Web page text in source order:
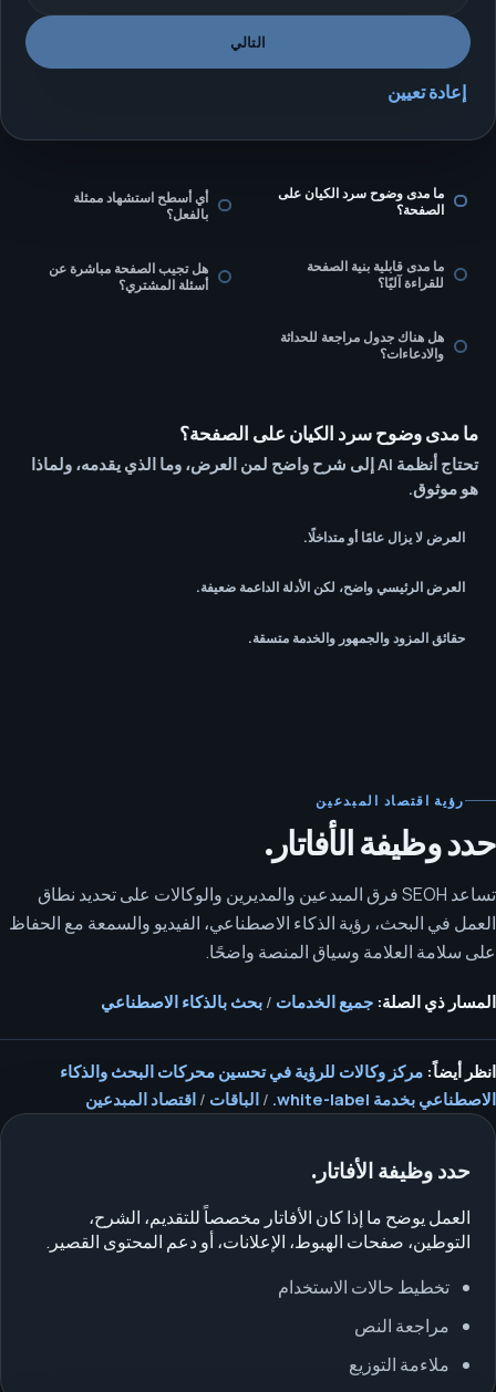
التالي
إعادة تعيين
ما مدى وضوح سرد الكيان على
الصفحة؟
أي أسطح استشهاد ممثلة
بالفعل؟
ما مدى قابلية بنية الصفحة
للقراءة آليًا؟
هل تجيب الصفحة مباشرة عن
أسئلة المشتري؟
هل هناك جدول مراجعة للحداثة
والادعاءات؟
ما مدى وضوح سرد الكيان على الصفحة؟
تحتاج أنظمة AI إلى شرح واضح لمن العرض، وما الذي يقدمه، ولماذا
هو موثوق.
العرض لا يزال عامًا أو متداخلًا.
العرض الرئيسي واضح، لكن الأدلة الداعمة ضعيفة.
حقائق المزود والجمهور والخدمة متسقة.
رؤية اقتصاد المبدعين
حدد وظيفة الأفاتار.
تساعد SEOH فرق المبدعين والمديرين والوكالات على تحديد نطاق
العمل في البحث، رؤية الذكاء الاصطناعي، الفيديو والسمعة مع الحفاظ
على سلامة العلامة وسياق المنصة واضحًا.
المسار ذي الصلة: جميع الخدمات / بحث بالذكاء الاصطناعي
انظر أيضاً: مركز وكالات للرؤية في تحسين محركات البحث والذكاء
الاصطناعي بخدمة white-label.
/ الباقات / اقتصاد المبدعين
حدد وظيفة الأفاتار.
العمل يوضح ما إذا كان الأفاتار مخصصاً للتقديم، الشرح،
التوطين، صفحات الهبوط، الإعلانات، أو دعم المحتوى القصير.
تخطيط حالات الاستخدام
مراجعة النص
ملاءمة التوزيع